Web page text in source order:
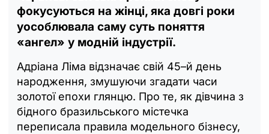
фокусуються на жінці, яка довгі роки
уособлювала саму суть поняття
«ангел» у модній індустрії.
Адріана Ліма відзначає свій 45–й день
народження, змушуючи згадати часи
золотої епохи глянцю. Про те, як дівчина з
бідного бразильського містечка
переписала правила модельного бізнесу,